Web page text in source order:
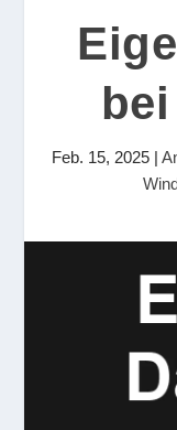
Feb. 15, 2025|